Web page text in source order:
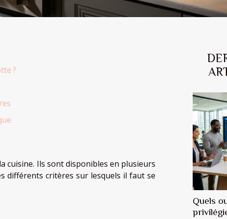
?
cuisine. Ils sont disponibles en plusieurs
différents critères sur lesquels il faut se
Quels